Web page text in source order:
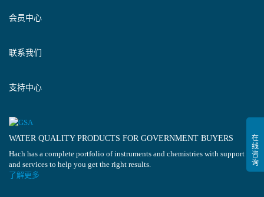
会员中心
联系我们
支持中心
WATER QUALITY PRODUCTS FOR GOVERNMENT BUYERS
Hach has a complete portfolio of instruments and chemistries with support
and services to help you get the right results.
了解更多